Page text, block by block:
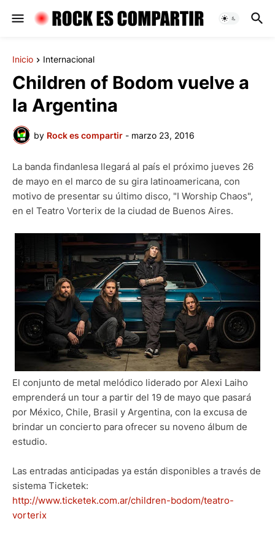
Inicio Internacional
Children of Bodom vuelve a
la Argentina
by Rock es compartir - marzo 23, 2016
La banda findanlesa llegará al país el próximo jueves 26
de mayo en el marco de su gira latinoamericana, con
motivo de presentar su último disco, "I Worship Chaos",
en el Teatro Vorterix de la ciudad de Buenos Aires.
El conjunto de metal melódico liderado por Alexi Laiho
emprenderá un tour a partir del 19 de mayo que pasará
por México, Chile, Brasil y Argentina, con la excusa de
brindar un concierto para ofrecer su noveno álbum de
estudio.
Las entradas anticipadas ya están disponibles a través de
sistema Ticketek:
http://www.ticketek.com.ar/children-bodom/teatro-
vorterix